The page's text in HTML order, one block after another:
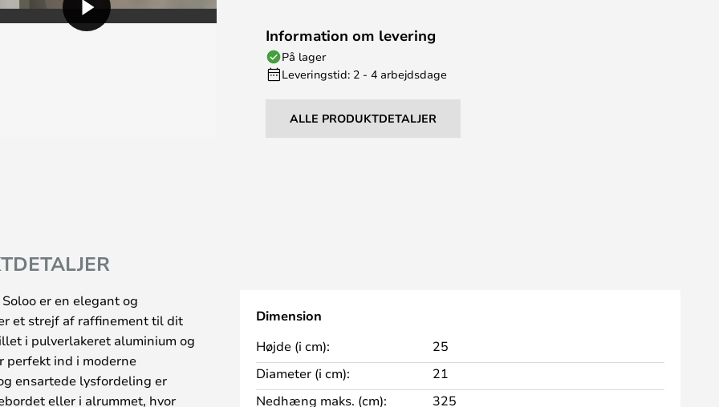
Information om levering
På lager
Leveringstid: 2 - 4 arbejdsdage
ALLE PRODUKTDETALJER
er en elegant og
et strejf af raffinement til dit
i pulverlakeret aluminium og
perfekt ind i moderne
ensartede lysfordeling er
eller i alrummet, hvor
Dimension
Højde (i cm):
25
Diameter (i cm):
21
Nedhæng maks. (cm):
325